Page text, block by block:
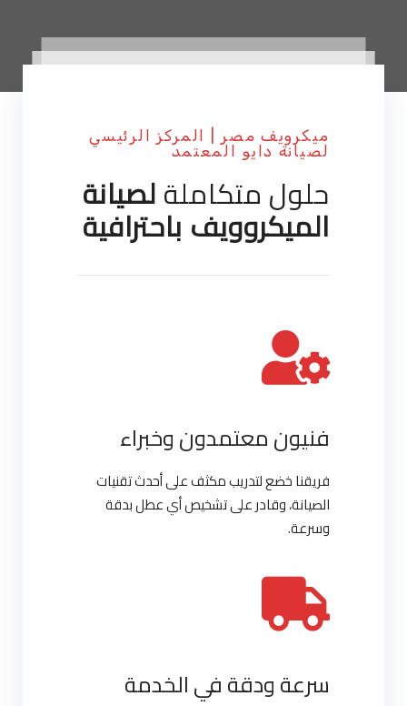
ميكرويف مصر | المركز الرئيسي
لصيانة دايو المعتمد
حلول متكاملةلصيانة
الميكروويف باحترافية
فنيون معتمدون وخبراء
فريقنا خضع لتدريب مكثف على أحدث تقنيات
الصيانة، وقادر على تشخيص أي عطل بدقة
وسرعة.
سرعة ودقة في الخدمة